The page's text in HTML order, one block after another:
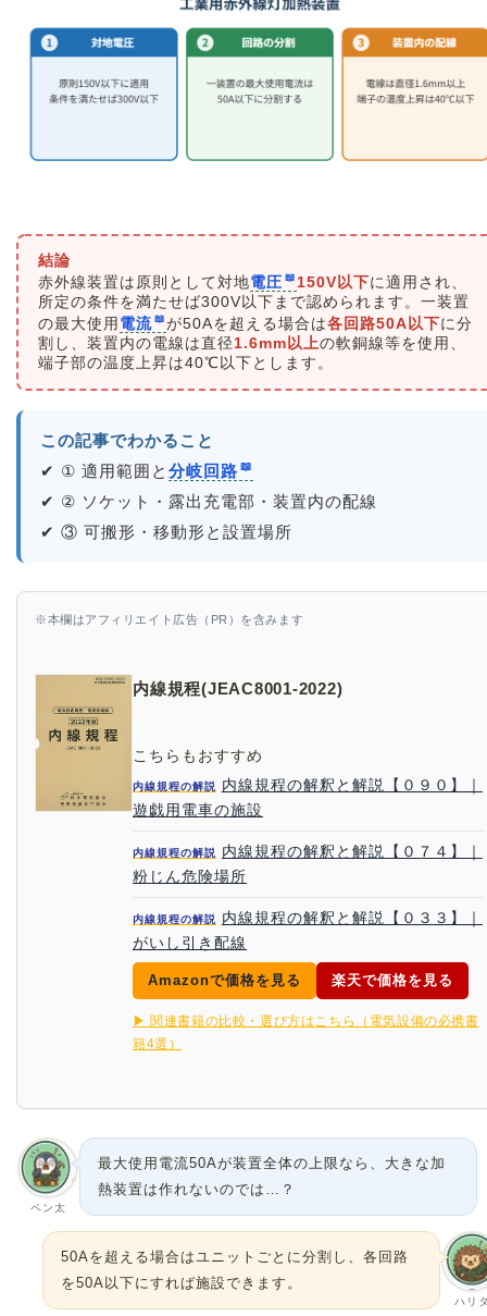
結論
赤外線装置は原則として対地電圧 150V以下に適用され、
所定の条件を満たせば300V以下まで認められます。一装置
の最大使用 電流 が50Aを超える場合は各回路50A以下に分
割し、装置内の電線は直径 1.6mm以上の軟銅線等を使用、
端子部の温度上昇は40℃以下とします。
この記事でわかること
✔ ① 適用範囲と 分岐回路
✔ ② ソケット・露出充電部・装置内の配線
✔ ③ 可搬形・移動形と設置場所
※本欄はアフィリエイト広告（PR）を含みます
内線規程(JEAC8001-2022)
こちらもおすすめ
内線規程の解説 内線規程の解釈と解説【０９０】｜
遊戯用電車の施設
内線規程の解説
内線規程の解釈と解説【０７４】｜
粉じん危険場所
内線規程の解説
内線規程の解釈と解説【０３３】｜
がいし引き配線
Amazonで価格を見る 楽天で価格を見る
▶ 関連書籍の比較・選び方はこちら（電気設備の必携書
籍4選）
ペン太
最大使用電流50Aが装置全体の上限なら、大きな加
熱装置は作れないのでは…？
ハリ
50Aを超える場合はユニットごとに分割し、各回路
を50A以下にすれば施設できます。